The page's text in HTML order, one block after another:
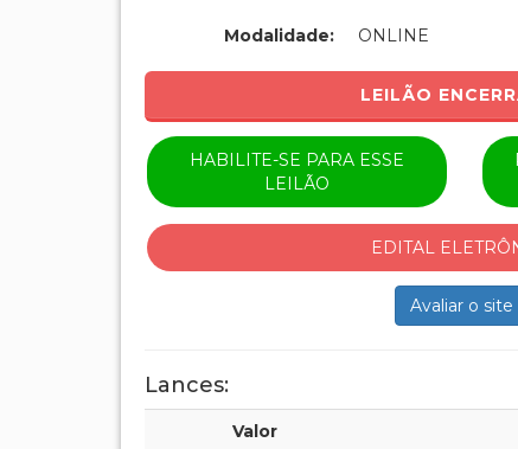
Modalidade: ONLINE
LEILÃO
HABILITE-SE PARA ESSE
LEILÃO
EDITAL
Avaliar o site
Lances:
Valor